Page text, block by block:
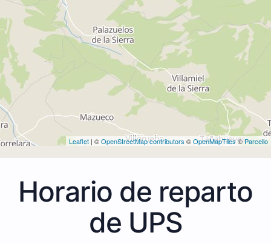
Leaflet | ©OpenStreetMap contributors ©OpenMapTiles©Parcello
Horario de reparto
de UPS